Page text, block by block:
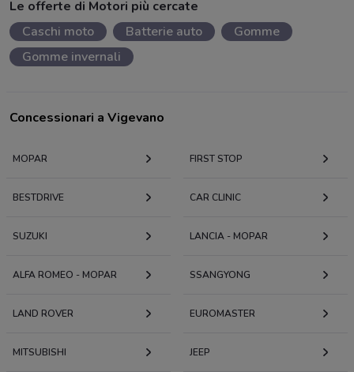
Le offerte di Motori più cercate
Caschi moto
Batterie auto
Gomme
Gomme invernali
Concessionari a Vigevano
MOPAR FIRST STOP
BESTDRIVE CAR CLINIC
SUZUKI LANCIA - MOPAR
ALFA ROMEO - MOPAR SSANGYONG
LAND ROVER EUROMASTER
MITSUBISHI JEEP